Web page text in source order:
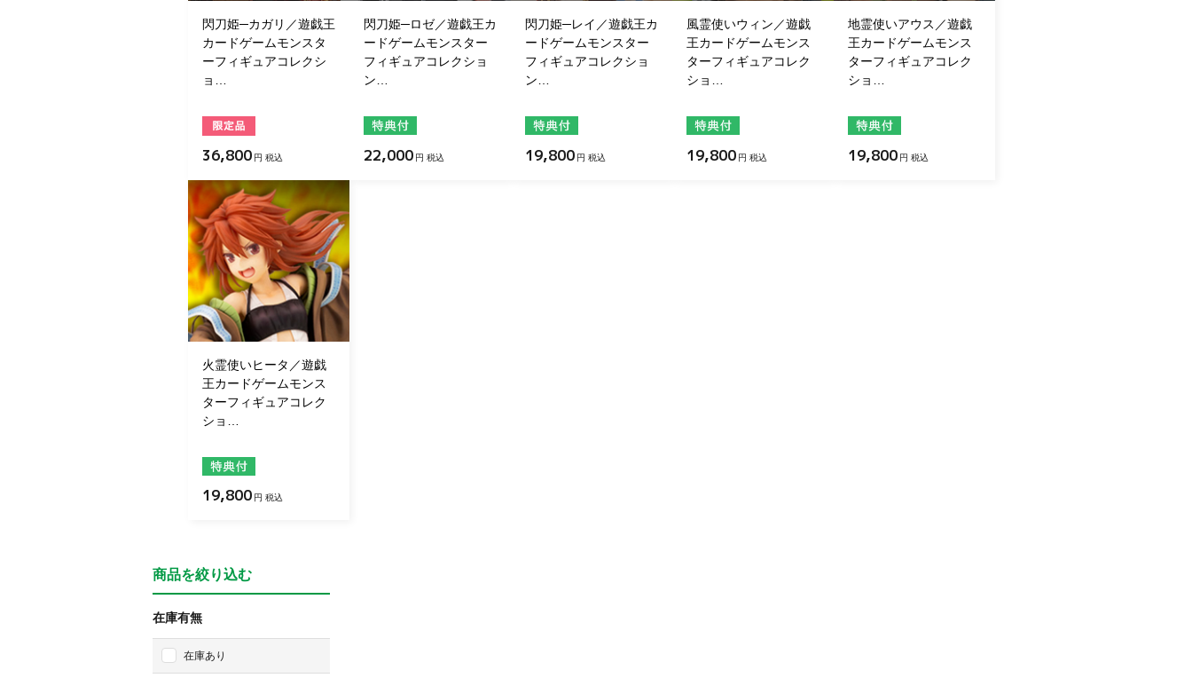
閃刀姫─カガリ／遊戯王
カードゲームモンスタ
ーフィギュアコレクシ
ョ…
36,800 円 税込
閃刀姫─ロゼ／遊戯王カ
ードゲームモンスター
フィギュアコレクショ
ン…
22,000 円 税込
閃刀姫─レイ／遊戯王カ
ードゲームモンスター
フィギュアコレクショ
ン…
19,800 円 税込
風霊使いウィン／遊戯
王カードゲームモンス
ターフィギュアコレク
ショ…
19,800 円 税込
地霊使いアウス／遊戯
王カードゲームモンス
ターフィギュアコレク
ショ…
19,800 円 税込
火霊使いヒータ／遊戯
王カードゲームモンス
ターフィギュアコレク
ショ…
19,800 円 税込
商品を絞り込む
在庫有無
在庫あり